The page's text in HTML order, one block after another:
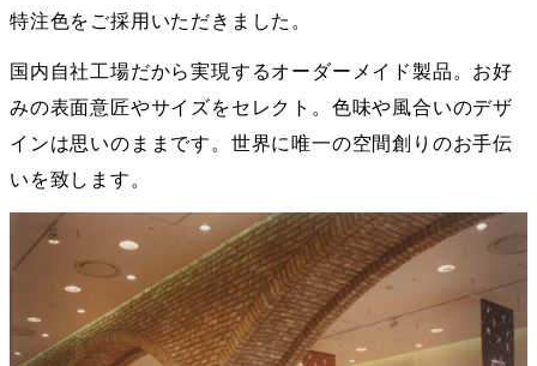
特注色をご採用いただきました。
国内自社工場だから実現するオーダーメイド製品。お好
みの表面意匠やサイズをセレクト。色味や風合いのデザ
インは思いのままです。世界に唯一の空間創りのお手伝
いを致します。